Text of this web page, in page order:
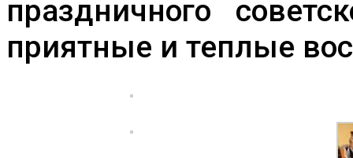
праздничного
приятные и теплые